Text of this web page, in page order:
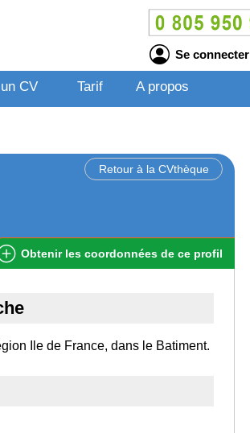
Se connecter
CV Tarif A propos
Retour à la CVthèque
Obtenir les coordonnées de ce profil
Ile de France, dans le Batiment.